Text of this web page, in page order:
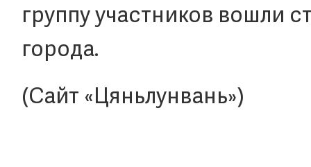
группу участников вошли
города.
(Сайт «Цяньлунвань»)